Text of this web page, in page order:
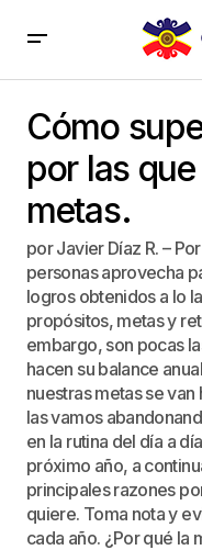
metas.
Cómo
por las
metas.
por Javier Díaz R. –
personas aprovecha
logros obtenidos a lo
propósitos, metas y
embargo, son pocas
hacen su balance
nuestras metas se
las vamos
en la rutina del día a
próximo año, a
principales razones
quiere. Toma nota y
cada año. ¿Por qué la